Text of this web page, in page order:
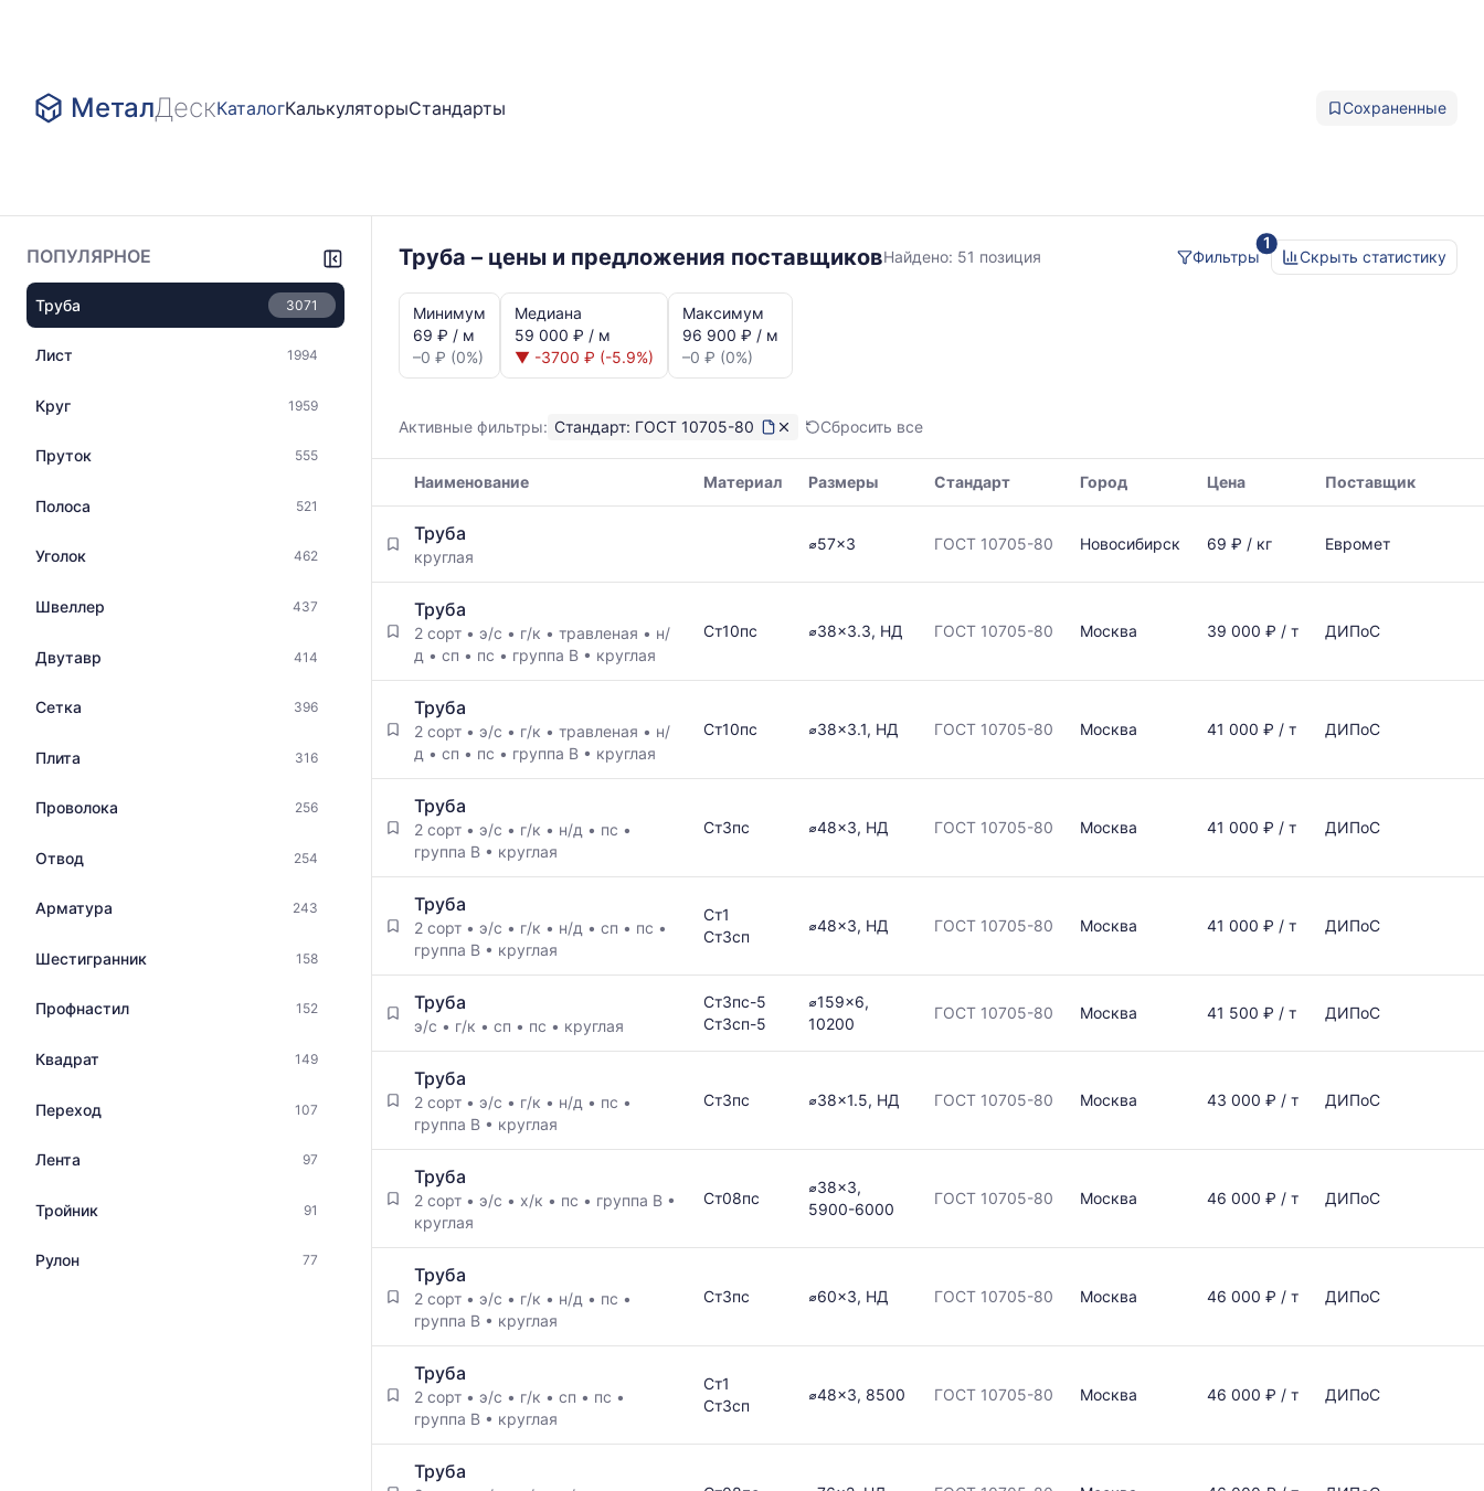
МеталДескКаталогКалькуляторыСтандарты Сохраненные
ПОПУЛЯРНОЕ
Труба 3071
Лист 1994
Круг 1959
Пруток 555
Полоса 521
Уголок 462
Швеллер 437
Двутавр 414
Сетка 396
Плита 316
Проволока 256
Отвод 254
Арматура 243
Шестигранник 158
Профнастил 152
Квадрат 149
Переход 107
Лента 97
Тройник 91
Рулон 77
Труба – цены и предложения поставщиковГОСТ
Найдено: 51 позиция
1
Фильтры
Скрыть статистику
динамика
цен:
Труба
10705-
80
Показаны
минимальная,
медианная
максимальная
цена
данным
прайс-
листов
поставщиков
последний
месяц.
актуальным
предложениям
и
обновляется
по
мере
листов.
Минимум
69 ₽ / м
–0 ₽ (0%)
Медиана
59 000 ₽ / м
▼ -3700 ₽ (-5.9%)
Максимум
96 900 ₽ / м
–0 ₽ (0%)
Активные фильтры: Стандарт: ГОСТ 10705-80 Сбросить все
цен
металлопрокат
указанием
ГОСТ,
размеров
поставщиков
по
запросу
Наименование Материал Размеры Стандарт Город Цена Поставщик
Труба
круглая
⌀57x3 ГОСТ 10705-80 Новосибирск 69 ₽ / кг Евромет
Труба
2 сорт • э/с • г/к • травленая • н/
д • сп • пс • группа В • круглая
Ст10пс ⌀38x3.3, НД ГОСТ 10705-80 Москва 39 000 ₽ / т ДИПоС
Труба
2 сорт • э/с • г/к • травленая • н/
д • сп • пс • группа В • круглая
Ст10пс ⌀38x3.1, НД ГОСТ 10705-80 Москва 41 000 ₽ / т ДИПоС
Труба
2 сорт • э/с • г/к • н/д • пс •
группа В • круглая
Ст3пс ⌀48x3, НД ГОСТ 10705-80 Москва 41 000 ₽ / т ДИПоС
Труба
2 сорт • э/с • г/к • н/д • сп • пс •
группа В • круглая
Ст1
Ст3сп
⌀48x3, НД ГОСТ 10705-80 Москва 41 000 ₽ / т ДИПоС
Труба
э/с • г/к • сп • пс • круглая
Ст3пс-5
Ст3сп-5
⌀159x6,
10200
ГОСТ 10705-80 Москва 41 500 ₽ / т ДИПоС
Труба
2 сорт • э/с • г/к • н/д • пс •
группа В • круглая
Ст3пс ⌀38x1.5, НД ГОСТ 10705-80 Москва 43 000 ₽ / т ДИПоС
Труба
2 сорт • э/с • х/к • пс • группа В •
круглая
Ст08пс
⌀38x3,
5900-6000
ГОСТ 10705-80 Москва 46 000 ₽ / т ДИПоС
Труба
2 сорт • э/с • г/к • н/д • пс •
группа В • круглая
Ст3пс ⌀60x3, НД ГОСТ 10705-80 Москва 46 000 ₽ / т ДИПоС
Труба
2 сорт • э/с • г/к • сп • пс •
группа В • круглая
Ст1
Ст3сп
⌀48x3, 8500 ГОСТ 10705-80 Москва 46 000 ₽ / т ДИПоС
Труба